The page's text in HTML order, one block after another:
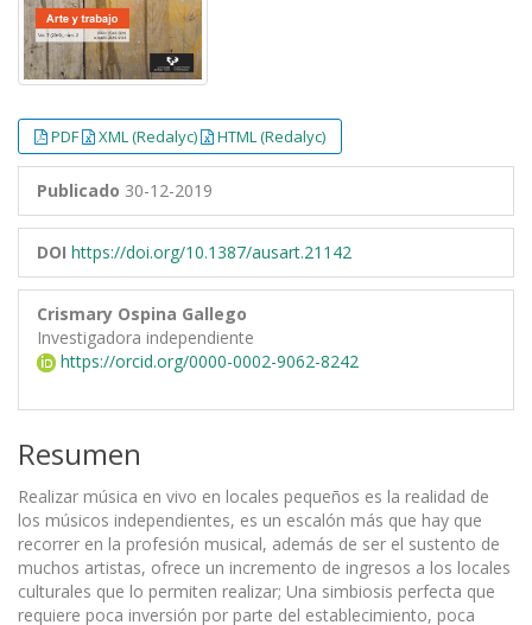
PDF XML (Redalyc) HTML (Redalyc)
Publicado 30-12-2019
DOI https://doi.org/10.1387/ausart.21142
Crismary Ospina Gallego
Investigadora independiente
https://orcid.org/0000-0002-9062-8242
Resumen
Realizar música en vivo en locales pequeños es la realidad de
los músicos independientes, es un escalón más que hay que
recorrer en la profesión musical, además de ser el sustento de
muchos artistas, ofrece un incremento de ingresos a los locales
culturales que lo permiten realizar; Una simbiosis perfecta que
requiere poca inversión por parte del establecimiento, poca